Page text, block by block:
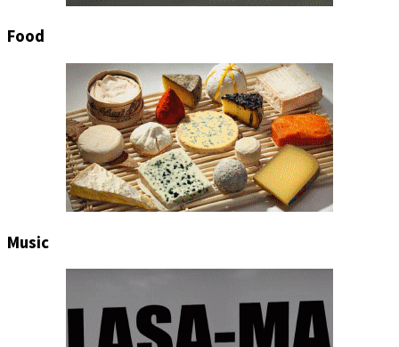
Food
Music